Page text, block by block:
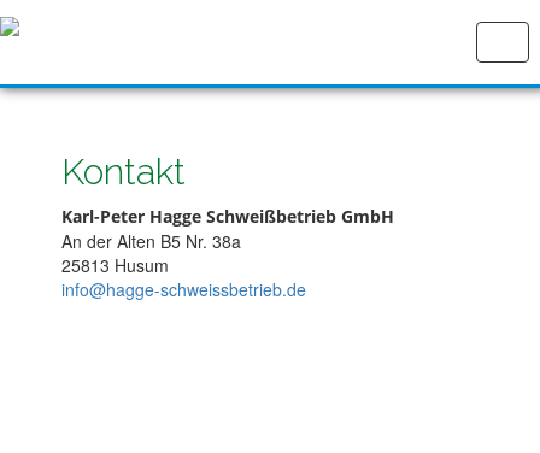
Kontakt
Karl-Peter Hagge Schweißbetrieb GmbH
An der Alten B5 Nr. 38a
25813 Husum
info@hagge-schweissbetrieb.de